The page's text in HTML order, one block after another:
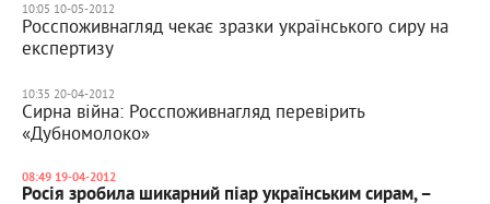
10:05 10-05-2012
Росспоживнагляд чекає зразки українського сиру на
експертизу
10:35 20-04-2012
Сирна війна: Росспоживнагляд перевірить
«Дубномолоко»
08:49 19-04-2012
Росія зробила шикарний піар українським сирам, –